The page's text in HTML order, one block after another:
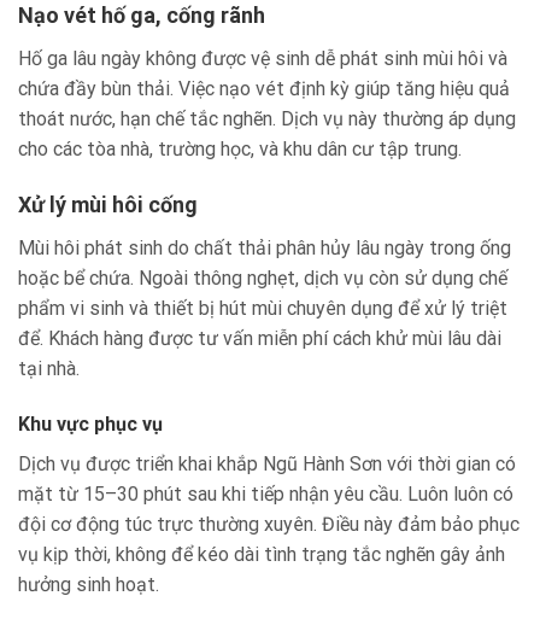
Nạo vét hố ga, cống rãnh
Hố ga lâu ngày không được vệ sinh dễ phát sinh mùi hôi và
chứa đầy bùn thải. Việc nạo vét định kỳ giúp tăng hiệu quả
thoát nước, hạn chế tắc nghẽn. Dịch vụ này thường áp dụng
cho các tòa nhà, trường học, và khu dân cư tập trung.
Xử lý mùi hôi cống
Mùi hôi phát sinh do chất thải phân hủy lâu ngày trong ống
hoặc bể chứa. Ngoài thông nghẹt, dịch vụ còn sử dụng chế
phẩm vi sinh và thiết bị hút mùi chuyên dụng để xử lý triệt
để. Khách hàng được tư vấn miễn phí cách khử mùi lâu dài
tại nhà.
Khu vực phục vụ
Dịch vụ được triển khai khắp Ngũ Hành Sơn với thời gian có
mặt từ 15–30 phút sau khi tiếp nhận yêu cầu. Luôn luôn có
đội cơ động túc trực thường xuyên. Điều này đảm bảo phục
vụ kịp thời, không để kéo dài tình trạng tắc nghẽn gây ảnh
hưởng sinh hoạt.